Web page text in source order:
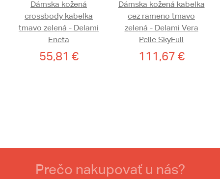
Dámska kožená
crossbody kabelka
tmavo zelená - Delami
Eneta
55,81 €
Dámska kožená kabelka
cez rameno tmavo
zelená - Delami Vera
Pelle SkyFull
111,67 €
Prečo nakupovať u nás?